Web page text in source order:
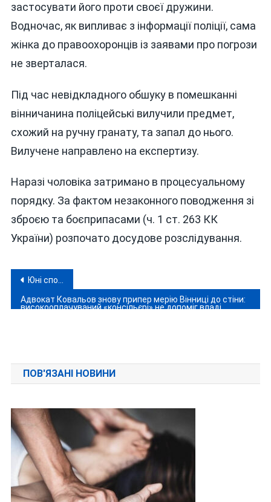
застосувати його проти своєї дружини.
Водночас, як випливає з інформації поліції, сама
жінка до правоохоронців із заявами про погрози
не зверталася.
Під час невідкладного обшуку в помешканні
вінничанина поліцейські вилучили предмет,
схожий на ручну гранату, та запал до нього.
Вилучене направлено на експертизу.
Наразі чоловіка затримано в процесуальному
порядку. За фактом незаконного поводження зі
зброєю та боєприпасами (ч. 1 ст. 263 КК
України) розпочато досудове розслідування.
Навігація
записів
Юні спортсмени Вінниччини здобули 45 медалей на чемпіонаті Європи з козацького двобою у Словенії
Адвокат Ковальов знову припер мерію Вінниці до стіни:
високооплачуваний «консільєрі» не допоміг владі
ПОВ'ЯЗАНІ НОВИНИ